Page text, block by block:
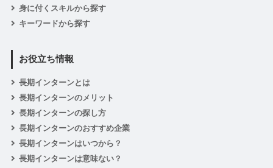
身に付くスキルから探す
キーワードから探す
お役立ち情報
長期インターンとは
長期インターンのメリット
長期インターンの探し方
長期インターンのおすすめ企業
長期インターンはいつから？
長期インターンは意味ない？